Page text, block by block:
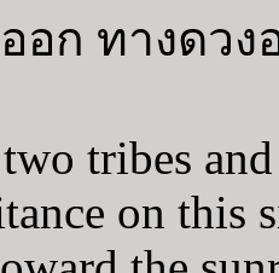
อก ทางดวง
tribes
on this